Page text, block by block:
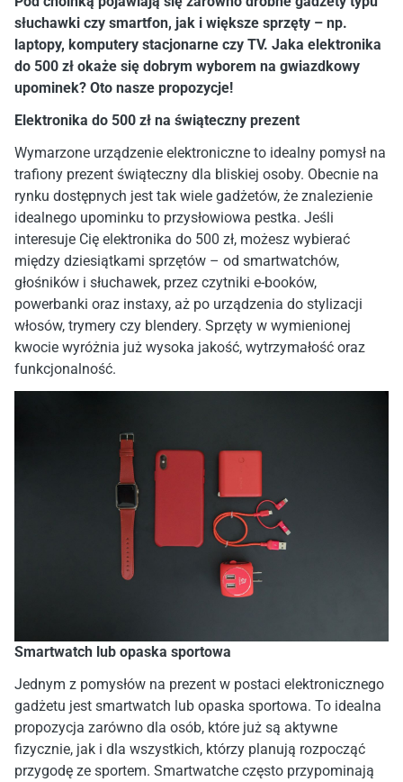
słuchawki czy smartfon, jak i większe sprzęty – np.
laptopy, komputery stacjonarne czy TV. Jaka elektronika
do 500 zł okaże się dobrym wyborem na gwiazdkowy
upominek? Oto nasze propozycje!
Elektronika do 500 zł na świąteczny prezent
Wymarzone urządzenie elektroniczne to idealny pomysł na
trafiony prezent świąteczny dla bliskiej osoby. Obecnie na
rynku dostępnych jest tak wiele gadżetów, że znalezienie
idealnego upominku to przysłowiowa pestka. Jeśli
interesuje Cię elektronika do 500 zł, możesz wybierać
między dziesiątkami sprzętów – od smartwatchów,
głośników i słuchawek, przez czytniki e-booków,
powerbanki oraz instaxy, aż po urządzenia do stylizacji
włosów, trymery czy blendery. Sprzęty w wymienionej
kwocie wyróżnia już wysoka jakość, wytrzymałość oraz
funkcjonalność.
Smartwatch lub opaska sportowa
Jednym z pomysłów na prezent w postaci elektronicznego
gadżetu jest smartwatch lub opaska sportowa. To idealna
propozycja zarówno dla osób, które już są aktywne
fizycznie, jak i dla wszystkich, którzy planują rozpocząć
przygodę ze sportem. Smartwatche często przypominają